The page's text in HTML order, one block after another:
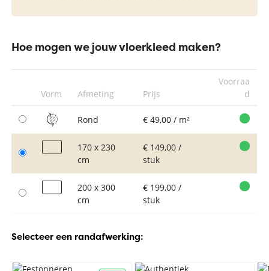
Hoe mogen we jouw vloerkleed maken?
Vorm Afmeting Prijs
Voorraa
d
Rond € 49,00 / m²
170 x 230
cm
€ 149,00 /
stuk
200 x 300
cm
€ 199,00 /
stuk
Selecteer een randafwerking: